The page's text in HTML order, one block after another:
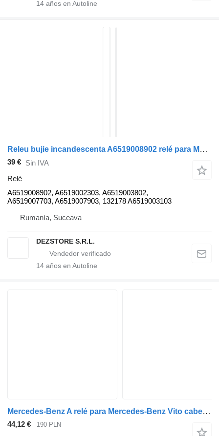
14 años en Autoline
Releu bujie incandescenta A6519008902 relé para Mercedes-Benz SPRINTER cabeza tractora
39 € Sin IVA
Relé
A6519008902, A6519002303, A6519003802,
A6519007703, A6519007903, 132178 A6519003103
Rumanía, Suceava
DEZSTORE S.R.L.
14 años en Autoline
Mercedes-Benz A relé para Mercedes-Benz Vito cabeza tractora
44,12 € 190 PLN